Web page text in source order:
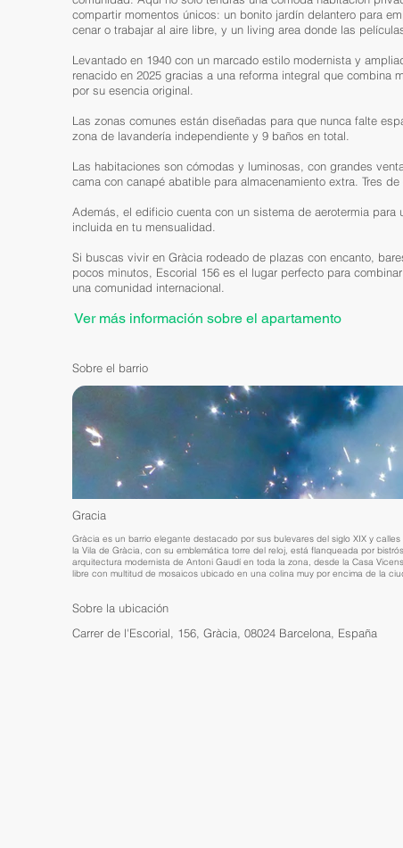
compartir momentos únicos: un bonito jardín delantero para
cenar o trabajar al aire libre, y un living area donde las
Levantado en 1940 con un marcado estilo modernista y
renacido en 2025 gracias a una reforma integral que
por su esencia original.
Las zonas comunes están diseñadas para que nunca falte
zona de lavandería independiente y 9 baños en total.
Las habitaciones son cómodas y luminosas, con grandes
cama con canapé abatible para almacenamiento extra. Tres
Además, el edificio cuenta con un sistema de aerotermia
incluida en tu mensualidad.
Si buscas vivir en Gràcia rodeado de plazas con encanto,
pocos minutos, Escorial 156 es el lugar perfecto para
una comunidad internacional.
Ver más información sobre el apartamento
Sobre el barrio
Gracia
Gràcia es un barrio elegante destacado por sus bulevares del siglo XIX y
la Vila de Gràcia, con su emblemática torre del reloj, está flanqueada por
arquitectura modernista de Antoni Gaudí en toda la zona, desde la Casa
libre con multitud de mosaicos ubicado en una colina muy por encima de la
Sobre la ubicación
Carrer de l'Escorial, 156, Gràcia, 08024 Barcelona, España